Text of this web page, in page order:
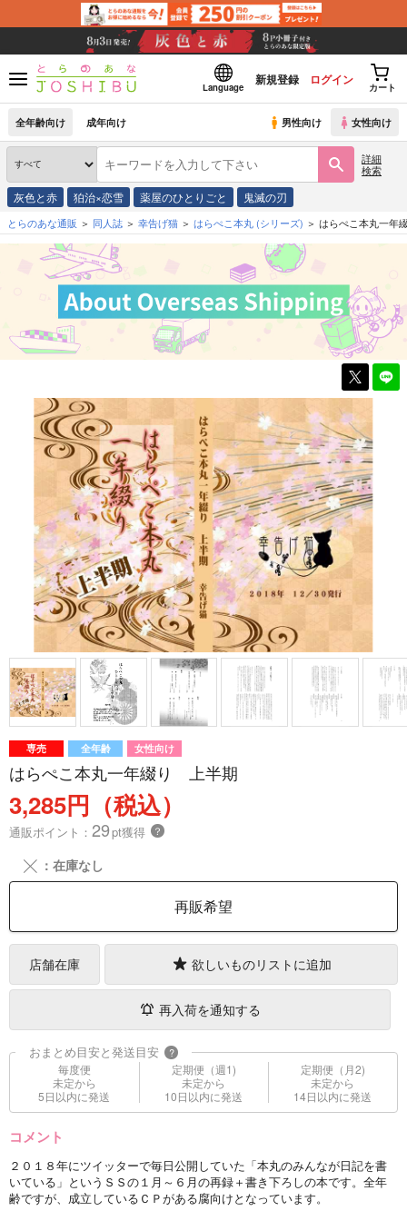
Language
新規登録 ログイン
カート
全年齢向け 成年向け 男性向け 女性向け
詳細
検索
灰色と赤 狛治×恋雪 薬屋のひとりごと 鬼滅の刃
とらのあな通販 同人誌 幸告げ猫 はらぺこ本丸 (シリーズ) はらぺこ本丸一年
専売 全年齢 女性向け
はらぺこ本丸一年綴り 上半期
3,285円（税込）
通販ポイント： 29pt獲得 ？
╳ ：在庫なし
再販希望
店舗在庫 欲しいものリストに追加
再入荷を通知する
おまとめ目安と発送目安 ?
毎度便
未定から
5日以内に発送
定期便（週1)
未定から
10日以内に発送
定期便（月2)
未定から
14日以内に発送
コメント
２０１８年にツイッターで毎日公開していた「本丸のみんなが日記を書
いている」というＳＳの１月～６月の再録＋書き下ろしの本です。全年
齢ですが、成立しているＣＰがある腐向けとなっています。